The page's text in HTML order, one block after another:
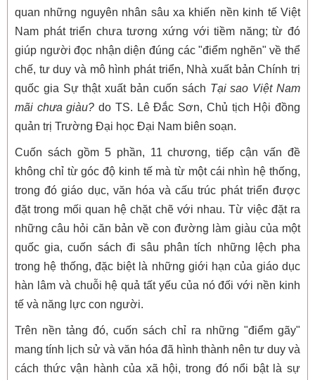
quan những nguyên nhân sâu xa khiến nền kinh tế Việt
Nam phát triển chưa tương xứng với tiềm năng; từ đó
giúp người đọc nhận diện đúng các "điểm nghẽn" về thể
chế, tư duy và mô hình phát triển, Nhà xuất bản Chính trị
quốc gia Sự thật xuất bản cuốn sách Tại sao Việt Nam
mãi chưa giàu? do TS. Lê Đắc Sơn, Chủ tịch Hội đồng
quản trị Trường Đại học Đại Nam biên soạn.
Cuốn sách gồm 5 phần, 11 chương, tiếp cận vấn đề
không chỉ từ góc độ kinh tế mà từ một cái nhìn hệ thống,
trong đó giáo dục, văn hóa và cấu trúc phát triển được
đặt trong mối quan hệ chặt chẽ với nhau. Từ việc đặt ra
những câu hỏi căn bản về con đường làm giàu của một
quốc gia, cuốn sách đi sâu phân tích những lệch pha
trong hệ thống, đặc biệt là những giới hạn của giáo dục
hàn lâm và chuỗi hệ quả tất yếu của nó đối với nền kinh
tế và năng lực con người.
Trên nền tảng đó, cuốn sách chỉ ra những "điểm gãy"
mang tính lịch sử và văn hóa đã hình thành nên tư duy và
cách thức vận hành của xã hội, trong đó nổi bật là sự